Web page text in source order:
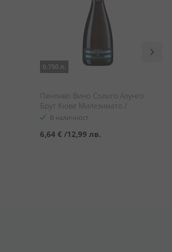
0.750 л.
Пенливо Вино Солиго Алунго
Брут Кюве Милезимато /
Sparkling Wine Soligo Allungo Brut
В наличност
6,64 € /12,99 лв.